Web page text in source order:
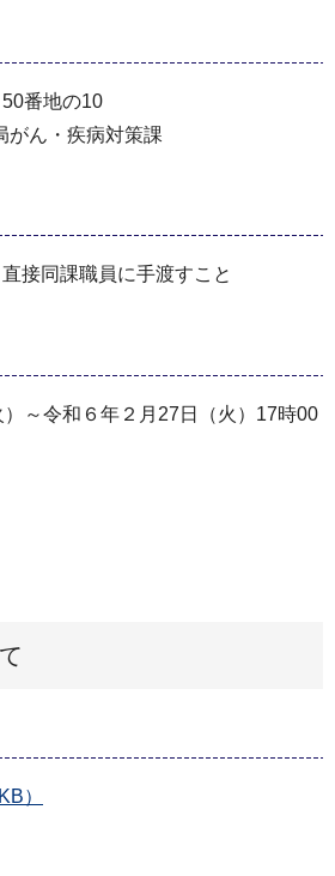
番地の10
がん・疾病対策課
接同課職員に手渡すこと
～令和６年２月27日（火）17時00
）